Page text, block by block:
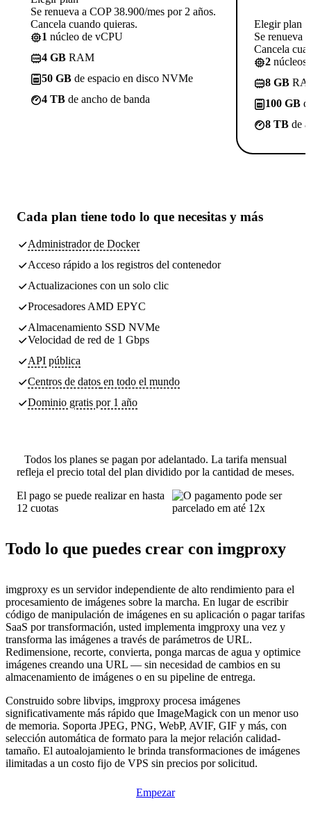
Se renueva a COP 38.900/mes por 2 años.
Cancela cuando quieras.
1 núcleo de vCPU
4 GB RAM
50 GB de espacio en disco NVMe
4 TB de ancho de banda
Elegir plan
Se renueva
Cancela
2 núcleos
8 GB
100 GB
8 TB de
Cada plan tiene todo lo que necesitas y más
Administrador de Docker
Acceso rápido a los registros del contenedor
Actualizaciones con un solo clic
Procesadores AMD EPYC
Almacenamiento SSD NVMe
Velocidad de red de 1 Gbps
API pública
Centros de datos en todo el mundo
Dominio gratis por 1 año
Todos los planes se pagan por adelantado. La tarifa mensual
refleja el precio total del plan dividido por la cantidad de meses.
El pago se puede realizar en hasta
12 cuotas
Todo lo que puedes crear con imgproxy
imgproxy es un servidor independiente de alto rendimiento para el
procesamiento de imágenes sobre la marcha. En lugar de escribir
código de manipulación de imágenes en su aplicación o pagar tarifas
SaaS por transformación, usted implementa imgproxy una vez y
transforma las imágenes a través de parámetros de URL.
Redimensione, recorte, convierta, ponga marcas de agua y optimice
imágenes creando una URL — sin necesidad de cambios en su
almacenamiento de imágenes o en su pipeline de entrega.
Construido sobre libvips, imgproxy procesa imágenes
significativamente más rápido que ImageMagick con un menor uso
de memoria. Soporta JPEG, PNG, WebP, AVIF, GIF y más, con
selección automática de formato para la mejor relación calidad-
tamaño. El autoalojamiento le brinda transformaciones de imágenes
ilimitadas a un costo fijo de VPS sin precios por solicitud.
Empezar